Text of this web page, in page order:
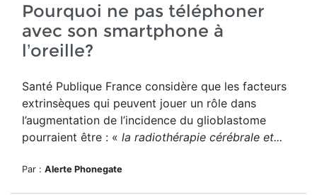
Pourquoi ne pas téléphoner
avec son smartphone à
l’oreille?
Santé Publique France considère que les facteurs
extrinsèques qui peuvent jouer un rôle dans
l’augmentation de l’incidence du glioblastome
pourraient être : « la radiothérapie cérébrale et...
Par : Alerte Phonegate